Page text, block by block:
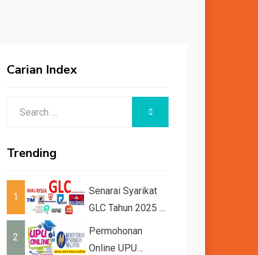
Carian Index
SEARCH
Trending
1
Senarai Syarikat
GLC Tahun 2025 /
2026
2
Permohonan
Online UPU